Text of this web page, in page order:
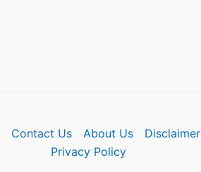
Contact Us About Us
Disclaimer
Privacy Policy